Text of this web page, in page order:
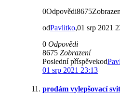
odPavlitko,01 srp 2021
0 Odpovědi
8675 Zobrazení
Poslední příspěvekod
01 srp 2021 23:13
prodám vylepšovací